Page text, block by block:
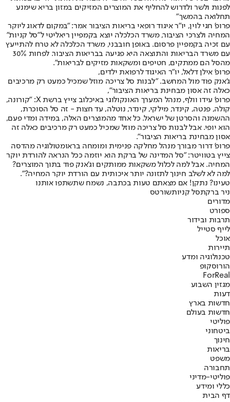
לפנות ולשר ולדרוש להחליף את המוצרים המזיקים במזון בריא שימנע
תחלואה בהמשך"
פרופ' חגי לוין, יו"ר איגוד רופאי בריאות הציבור אמר: "במקום לדאוג ליוקר
המחיה ולצרכי הציבור, משרד הכלכלה יוצא בקמפיין ריאליטי ל"סל קניות"
עם זכיה בקמפיין פרסום. באופן חובבני, משרד הכלכלה לא טרח להתייעץ
עם משרד הבריאות והתוצאה היא פגיעה בבריאות הציבור. לפחות 30%
מהסל הם ממתקים, חטיפים ומשקאות מזיקים לבריאות".
פרופ' אילן דלאל, יו"ר האיגוד לרפואת ילדים,
ג'אנק פוד מול המחשב. "לבנות סל צריכה מוזל שמכיל כמעט רק מרכיבים
כאלה זה אסון מבחינת בריאות הציבור",
פרופ' עידו וולף, מנהל המערך האונקולוגי באיכלוב צייץ ברשת X: "קורונה,
קולה, פנטה, קינדר, מילקי, קינדר, נוטלה, עד חצות - זה סל הסוכרת,
ההשמנה והסרטן של ישראל. כל אחד מהמוצרים האלה, במידה ומדי פעם,
הוא יופי. אבל לבנות סל צריכה מוזל שמכיל כמעט רק מרכיבים כאלה זה
אסון מבחינת בריאות הציבור".
פרופ' דרור מבורך מנהל מחלקה פנימית ומומחה בראומטולוגיה מהדסה
צייץ בטוויטר: "סל המדינה של ברקת הוא יוזמה ככל הנראה להורדת יוקר
המחיה. אבל למה לכלול משקאות ממותקים וג'אנק פוד בתוך המוצרים?
למה לא לשלב חינוך לתזונה יותר איכותית עם הורדת יוקר המחיה?".
טעינו? נתקן! אם מצאתם טעות בכתבה, נשמח שתשתפו אותנו
ניר ברקתסל קניותשורטס
מדורים
ספורט
תרבות ובידור
לייף סטייל
אוכל
תיירות
טכנולוגיה ומדע
הורוסקופ
ForReal
מגזין השבוע
דעות
חדשות בארץ
חדשות בעולם
פוליטי
ביטחוני
חינוך
בריאות
משפט
תחבורה
פוליטי-מדיני
כללי ומידע
דף הבית